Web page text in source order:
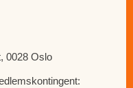
0028 Oslo